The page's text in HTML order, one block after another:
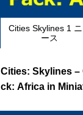
Cities Skylines 1 ニ
ース
Cities: Skylines –
ck: Africa in